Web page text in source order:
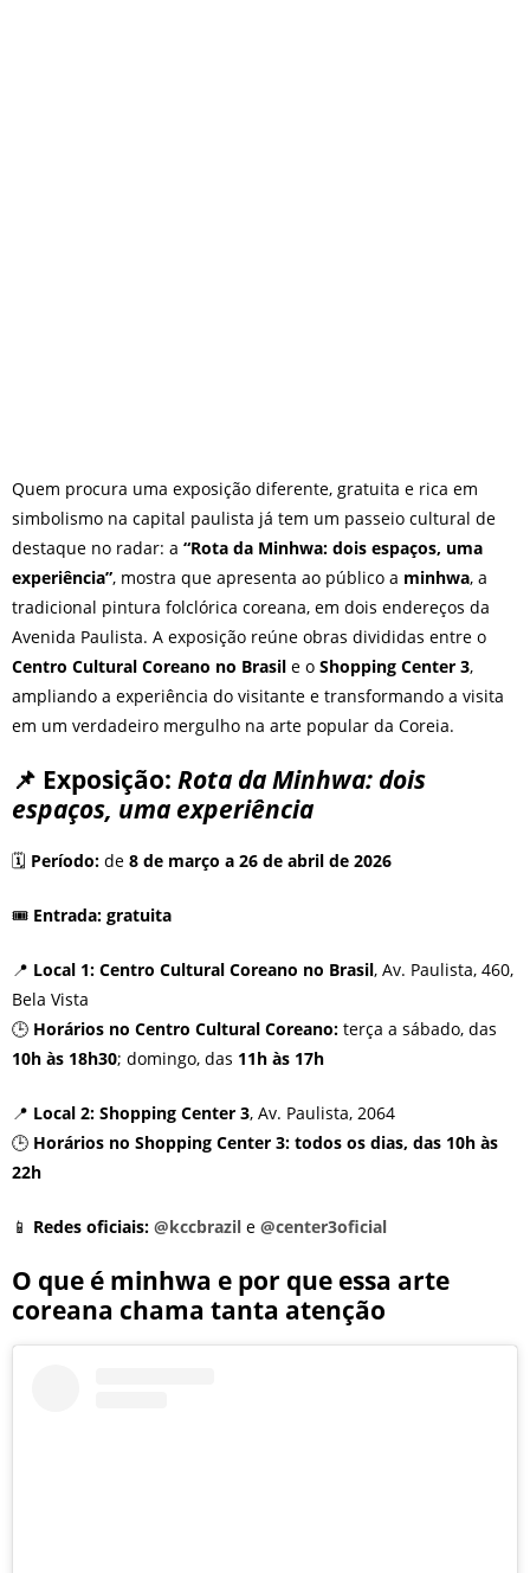
Quem procura uma exposição diferente, gratuita e rica em
simbolismo na capital paulista já tem um passeio cultural de
destaque no radar: a “Rota da Minhwa: dois espaços, uma
experiência”, mostra que apresenta ao público a minhwa, a
tradicional pintura folclórica coreana, em dois endereços da
Avenida Paulista. A exposição reúne obras divididas entre o
Centro Cultural Coreano no Brasil e o Shopping Center 3,
ampliando a experiência do visitante e transformando a visita
em um verdadeiro mergulho na arte popular da Coreia.
📌 Exposição: Rota da Minhwa: dois
espaços, uma experiência
🗓️ Período: de 8 de março a 26 de abril de 2026
🎟️ Entrada: gratuita
📍 Local 1: Centro Cultural Coreano no Brasil, Av. Paulista, 460,
Bela Vista
🕒 Horários no Centro Cultural Coreano: terça a sábado, das
10h às 18h30; domingo, das 11h às 17h
📍 Local 2: Shopping Center 3, Av. Paulista, 2064
🕒 Horários no Shopping Center 3: todos os dias, das 10h às
22h
📱 Redes oficiais: @kccbrazil e @center3oficial
O que é minhwa e por que essa arte
coreana chama tanta atenção